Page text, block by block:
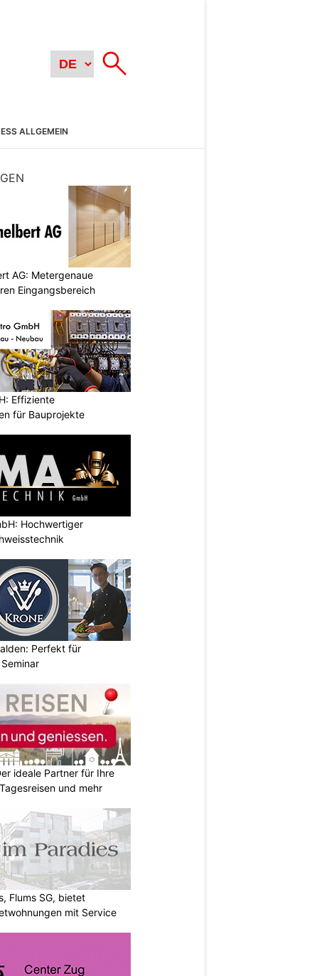
ALLGEMEIN
AG: Metergenaue
Eingangsbereich
Effiziente
für Bauprojekte
Hochwertiger
Perfekt für
ideale Partner für Ihre
und mehr
Flums SG, bietet
mit Service